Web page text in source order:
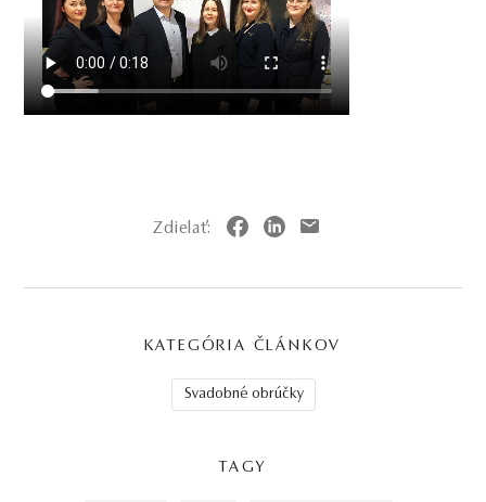
Zdielať:
KATEGÓRIA ČLÁNKOV
Svadobné obrúčky
TAGY